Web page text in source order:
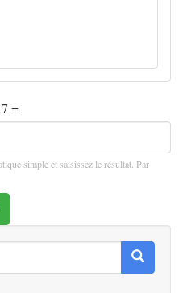
=
simple et saisissez le résultat. Par